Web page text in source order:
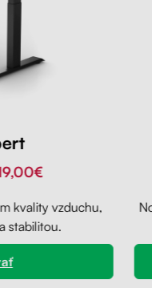
kvality vzduchu,
stabilitou.